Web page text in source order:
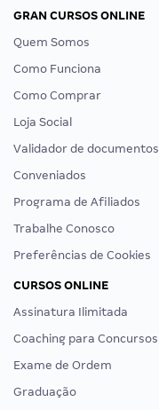
GRAN CURSOS ONLINE
Quem Somos
Como Funciona
Como Comprar
Loja Social
Validador de documentos
Conveniados
Programa de Afiliados
Trabalhe Conosco
Preferências de Cookies
CURSOS ONLINE
Assinatura Ilimitada
Coaching para Concursos
Exame de Ordem
Graduação